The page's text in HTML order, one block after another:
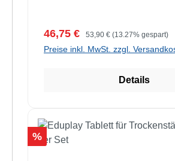
Verkaufspreis:
46,75 € Regulärer Preis:
53,90 € (13.27% gespart)
Preise inkl. MwSt. zzgl.
Details
Rabatt
%